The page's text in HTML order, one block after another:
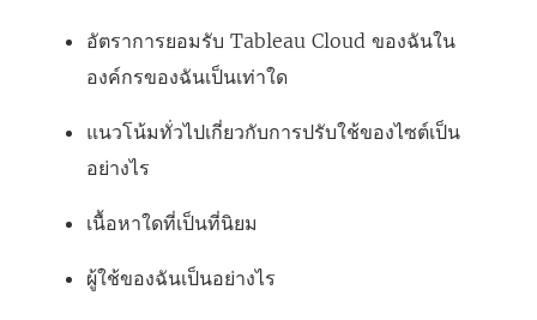
อัตราการยอมรับ Tableau Cloud ของฉันใน
องค์กรของฉันเป็นเท่าใด
แนวโน้มทั่วไปเกี่ยวกับการปรับใช้ของไซต์เป็น
อย่างไร
เนื้อหาใดที่เป็นที่นิยม
ผู้ใช้ของฉันเป็นอย่างไร